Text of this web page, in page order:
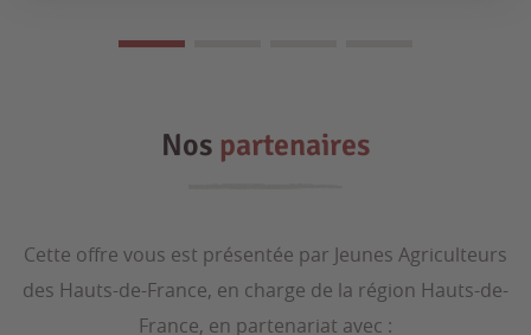
Nos partenaires
Cette offre vous est présentée par Jeunes Agriculteurs
des Hauts-de-France, en charge de la région Hauts-de-
France, en partenariat avec :